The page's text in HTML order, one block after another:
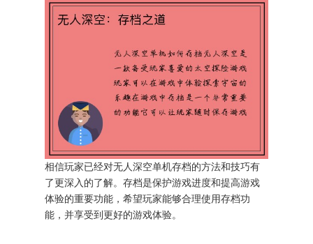
相信玩家已经对无人深空单机存档的方法和技巧有
了更深入的了解。存档是保护游戏进度和提高游戏
体验的重要功能，希望玩家能够合理使用存档功
能，并享受到更好的游戏体验。